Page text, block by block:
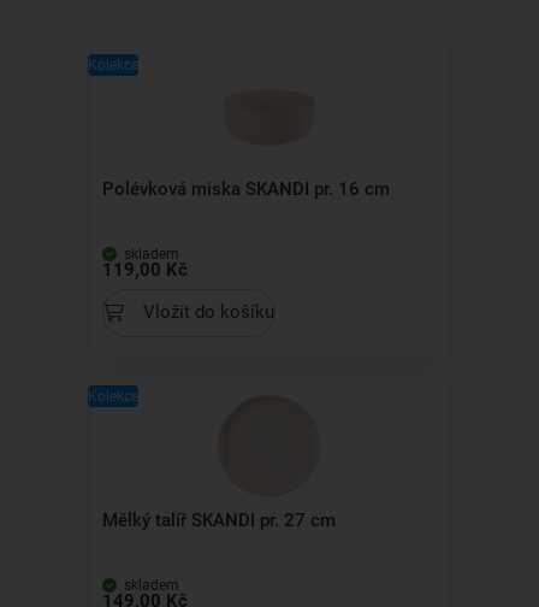
Kolekce
Polévková miska SKANDI pr. 16 cm
skladem
119,00 Kč
Vložit do košíku
Kolekce
Mělký talíř SKANDI pr. 27 cm
skladem
149,00 Kč